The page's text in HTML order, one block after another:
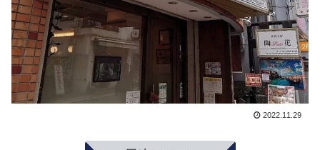
2022.11.29